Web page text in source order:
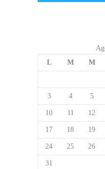
L
M M
3 4 5
10 11 12
17 18 19
24 25 26
31